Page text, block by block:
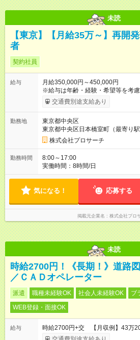
未読
【東京】【月給35万～】再開
者
契約社員
給与
月給350,000円～450,000円
※給与は年齢・経験・希望等を考
３ヶ月で、その他の条件に変更はありません 【試
期間あり 試用期間の長さ：3ヶ月
交通費別途支給あり
勤務地
東京都中央区
東京都中央区日本橋室町（最寄り
株式会社プロサーチ
勤務時間
8:00～17:00
実働時間：8時間/日
気になる！ 応募する
掲載元企業名 株式会社プロ
未読
時給2700円！《長期！》道路
／ＣＡＤオペレーター
派遣 職種未経験OK 社会人未経験OK
ブ
WEB登録・面接OK
給与
時給2700円+交 【月収例】43万